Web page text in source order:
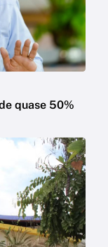
quase 50%